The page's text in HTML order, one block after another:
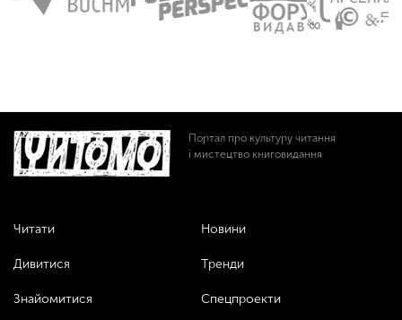
Портал про культуру читання
і мистецтво книговидання
Читати
Дивитися
Знайомитися
Новини
Тренди
Спецпроекти